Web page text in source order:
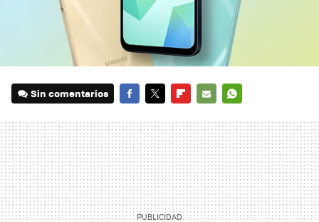
Sin comentarios
MAIL